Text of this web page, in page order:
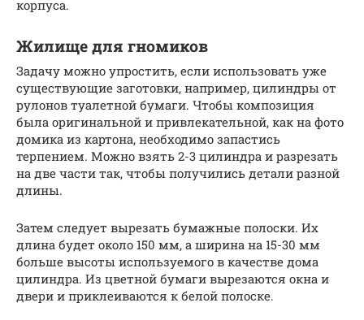
корпуса.
Жилище для гномиков
Задачу можно упростить, если использовать уже
существующие заготовки, например, цилиндры от
рулонов туалетной бумаги. Чтобы композиция
была оригинальной и привлекательной, как на фото
домика из картона, необходимо запастись
терпением. Можно взять 2-3 цилиндра и разрезать
на две части так, чтобы получились детали разной
длины.
Затем следует вырезать бумажные полоски. Их
длина будет около 150 мм, а ширина на 15-30 мм
больше высоты используемого в качестве дома
цилиндра. Из цветной бумаги вырезаются окна и
двери и приклеиваются к белой полоске.